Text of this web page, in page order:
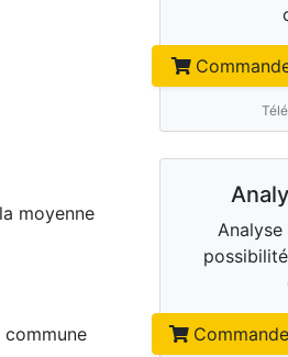
moyenne